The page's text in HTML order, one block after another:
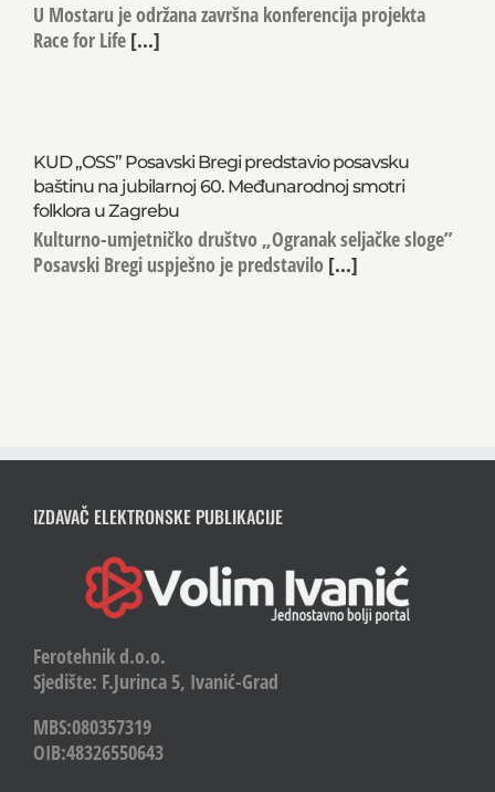
U Mostaru je održana završna konferencija projekta
Race for Life [...]
KUD „OSS” Posavski Bregi predstavio posavsku
baštinu na jubilarnoj 60. Međunarodnoj smotri
folklora u Zagrebu
Kulturno-umjetničko društvo „Ogranak seljačke sloge”
Posavski Bregi uspješno je predstavilo [...]
IZDAVAČ ELEKTRONSKE PUBLIKACIJE
Ferotehnik d.o.o.
Sjedište: F.Jurinca 5, Ivanić-Grad
MBS:080357319
OIB:48326550643